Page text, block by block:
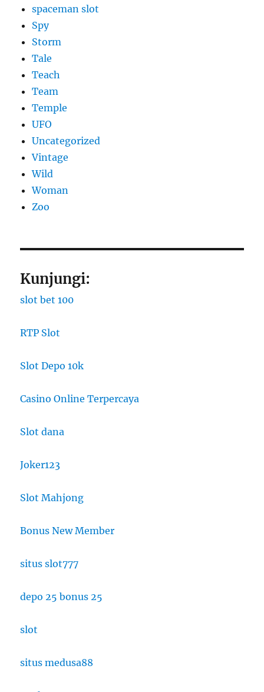
spaceman slot
Spy
Storm
Tale
Teach
Team
Temple
UFO
Uncategorized
Vintage
Wild
Woman
Zoo
Kunjungi:
slot bet 100
RTP Slot
Slot Depo 10k
Casino Online Terpercaya
Slot dana
Joker123
Slot Mahjong
Bonus New Member
situs slot777
depo 25 bonus 25
slot
situs medusa88